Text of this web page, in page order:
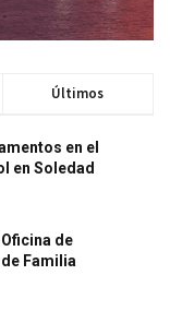
Últimos
en el
en Soledad
de
Familia